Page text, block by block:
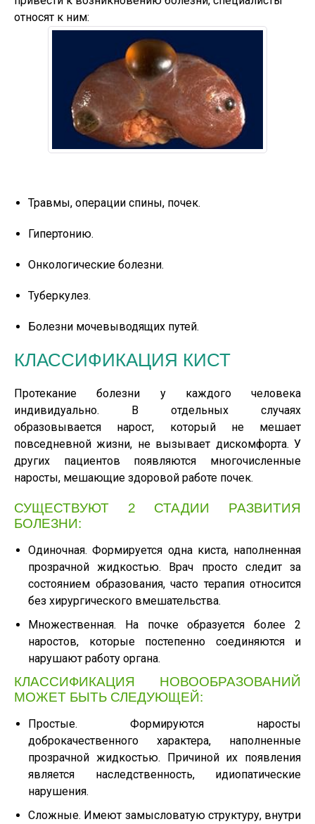
относят к ним:
Травмы, операции спины, почек.
Гипертонию.
Онкологические болезни.
Туберкулез.
Болезни мочевыводящих путей.
КЛАССИФИКАЦИЯ КИСТ
Протекание болезни у каждого человека
индивидуально. В отдельных случаях
образовывается нарост, который не мешает
повседневной жизни, не вызывает дискомфорта. У
других пациентов появляются многочисленные
наросты, мешающие здоровой работе почек.
СУЩЕСТВУЮТ 2 СТАДИИ РАЗВИТИЯ
БОЛЕЗНИ:
Одиночная. Формируется одна киста, наполненная
прозрачной жидкостью. Врач просто следит за
состоянием образования, часто терапия относится
без хирургического вмешательства.
Множественная. На почке образуется более 2
наростов, которые постепенно соединяются и
нарушают работу органа.
КЛАССИФИКАЦИЯ НОВООБРАЗОВАНИЙ
МОЖЕТ БЫТЬ СЛЕДУЮЩЕЙ:
Простые. Формируются наросты
доброкачественного характера, наполненные
прозрачной жидкостью. Причиной их появления
является наследственность, идиопатические
нарушения.
Сложные. Имеют замысловатую структуру, внутри